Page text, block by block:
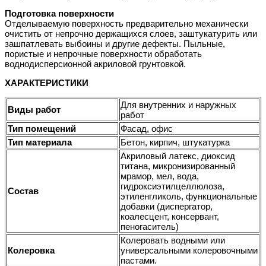
Подготовка поверхности
Отделываемую поверхность предварительно механически
очистить от непрочно держащихся слоев, заштукатурить или
зашпатлевать выбоины и другие дефекты. Пыльные,
пористые и непрочные поверхности обработать
воднодисперсионной акриловой грунтовкой.
ХАРАКТЕРИСТИКИ
Виды работ
Для внутренних и наружных
работ
Тип помещений
Фасад, офис
Тип материала
Бетон, кирпич, штукатурка
Состав
Акриловый латекс, диоксид
титана, микронизированный
мрамор, мел, вода,
гидроксиэтилцеллюлоза,
этиленгликоль, функциональные
добавки (диспергатор,
коалесцент, консервант,
пеногаситель)
Колеровка
Колеровать водными или
универсальными колеровочными
пастами.